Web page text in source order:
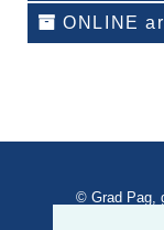
ONLINE
© Grad Pag,